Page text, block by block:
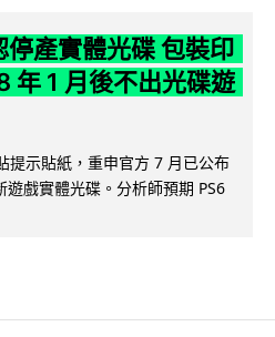
產實體光碟 包裝印
年 1 月後不出光碟遊
提示貼紙，重申官方 7 月已公布
戲實體光碟。分析師預期 PS6